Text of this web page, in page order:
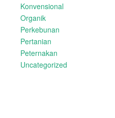
Konvensional
Organik
Perkebunan
Pertanian
Peternakan
Uncategorized